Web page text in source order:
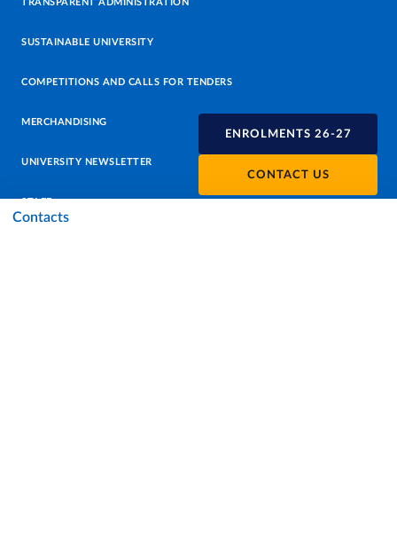
ENROLMENTS 26-27
CONTACT US
Contacts
TRANSPARENT ADMINISTRATION
SUSTAINABLE UNIVERSITY
COMPETITIONS AND CALLS FOR TENDERS
MERCHANDISING
UNIVERSITY NEWSLETTER
STAFF